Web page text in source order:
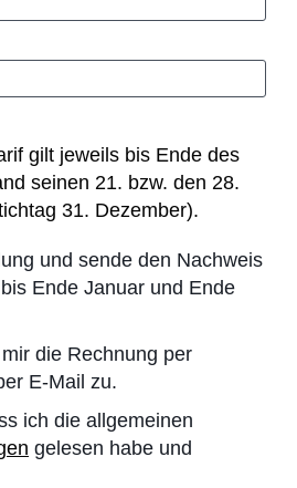
gilt jeweils bis Ende des
seinen 21. bzw. den 28.
31. Dezember).
und sende den Nachweis
Ende Januar und Ende
die Rechnung per
E-Mail zu.
ich die allgemeinen
gelesen habe und